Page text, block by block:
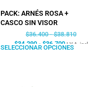
PACK: ARNÉS ROSA +
CASCO SIN VISOR
$36.400 - $38.810
$34.290 - $36.700 I.V.A. incl.
SELECCIONAR OPCIONES